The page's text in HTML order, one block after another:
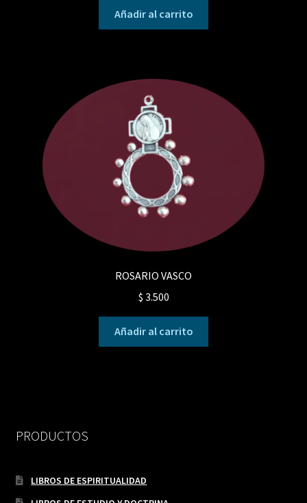
Añadir al carrito
ROSARIO VASCO
$ 3.500
Añadir al carrito
PRODUCTOS
LIBROS DE ESPIRITUALIDAD